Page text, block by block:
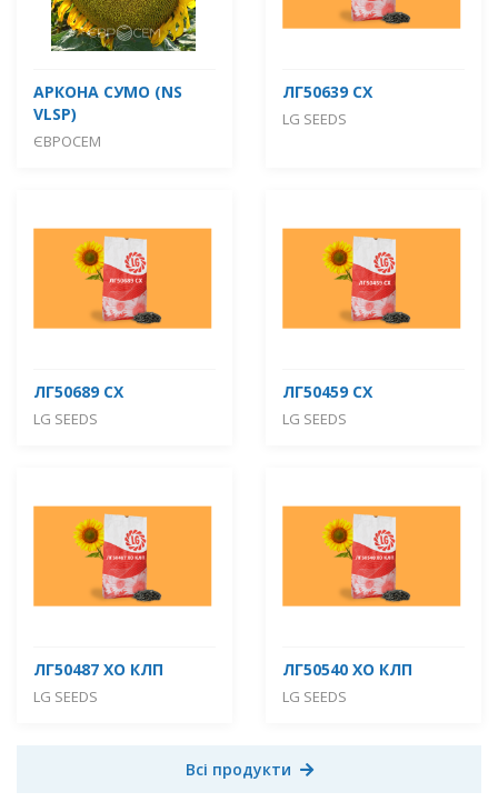
АРКОНА СУМО (NS
VLSP)
ЄВРОСЕМ
ЛГ50639 СХ
LG SEEDS
ЛГ50689 СХ
LG SEEDS
ЛГ50459 СХ
LG SEEDS
ЛГ50487 ХО КЛП
LG SEEDS
ЛГ50540 ХО КЛП
LG SEEDS
Всі продукти